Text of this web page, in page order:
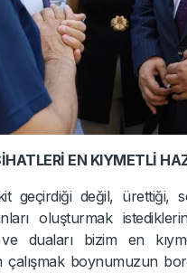
EN KIYMETLİ
geçirdiği değil, ürettiği,
oluşturmak
duaları bizim en
çalışmak boynumuzun